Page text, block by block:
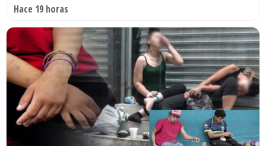
Hace 19 horas